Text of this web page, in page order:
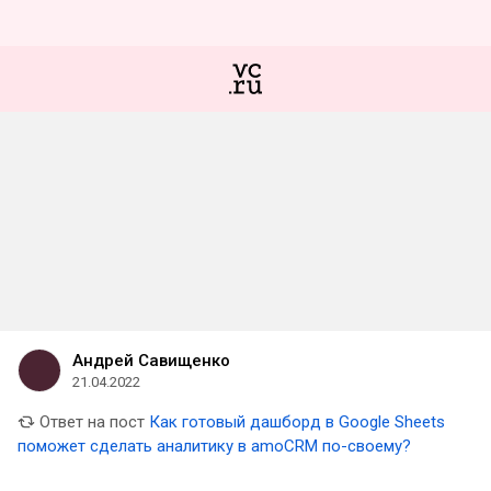
Андрей Савищенко
21.04.2022
Ответ на пост Как готовый дашборд в Google Sheets
поможет сделать аналитику в amoСRM по-своему?